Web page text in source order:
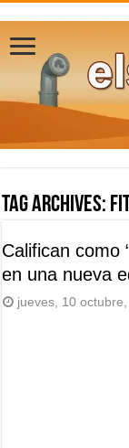
Tag Archives:
Califican como
en una nueva
jueves, 10